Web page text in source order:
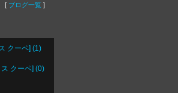
[ ブログ一覧 ]
クーペ] (1)
クーペ] (0)